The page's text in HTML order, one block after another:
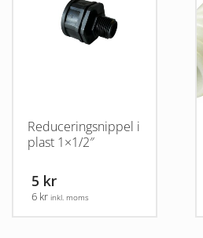
Reduceringsnippel i
plast 1×1/2″
5 kr
6 kr inkl. moms